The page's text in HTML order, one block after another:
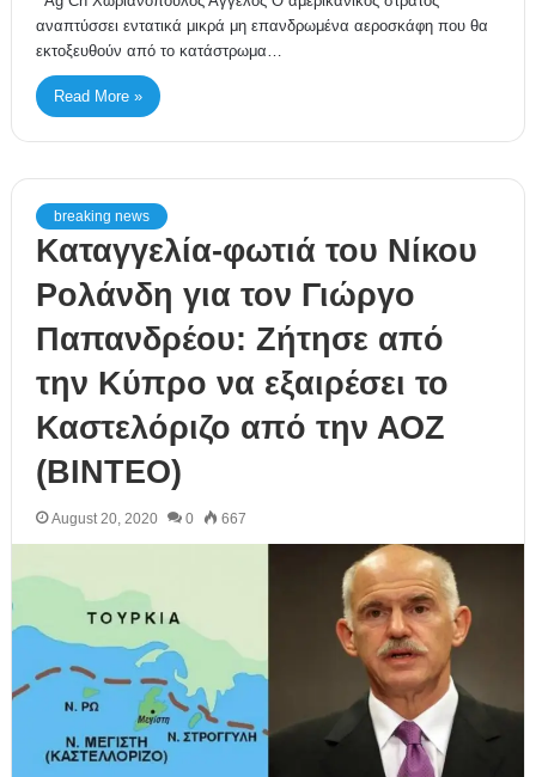
αναπτύσσει εντατικά μικρά μη επανδρωμένα αεροσκάφη που θα
εκτοξευθούν από το κατάστρωμα…
Read More »
breaking news
Καταγγελία-φωτιά του Νίκου
Ρολάνδη για τον Γιώργο
Παπανδρέου: Ζήτησε από
την Κύπρο να εξαιρέσει το
Καστελόριζο από την ΑΟΖ
(ΒΙΝΤΕΟ)
August 20, 2020 0 667